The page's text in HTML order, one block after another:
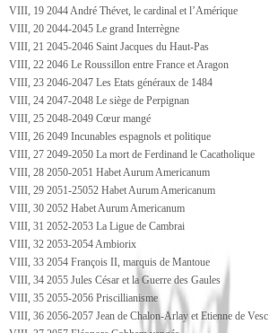
VIII, 19 2044 André Thévet, le cardinal et l’Amérique
VIII, 20 2044-2045 Le grand Interrègne
VIII, 21 2045-2046 Saint Jacques du Haut-Pas
VIII, 22 2046 Le Roussillon entre France et Aragon
VIII, 23 2046-2047 Les Etats généraux de 1484
VIII, 24 2047-2048 Le siège de Perpignan
VIII, 25 2048-2049 Cœur mangé
VIII, 26 2049 Incunables espagnols et politique
VIII, 27 2049-2050 La mort de Ferdinand le Cacatholique
VIII, 28 2050-2051 Habet Aurum Americanum
VIII, 29 2051-25052 Habet Aurum Americanum
VIII, 30 2052 Habet Aurum Americanum
VIII, 31 2052-2053 La Ligue de Cambrai
VIII, 32 2053-2054 Ambiorix
VIII, 33 2054 François II, marquis de Mantoue
VIII, 34 2055 Jules César et la Guerre des Gaules
VIII, 35 2055-2056 Priscillianisme
VIII, 36 2056-2057 Jean de Chalon-Arlay et Etienne de Vesc